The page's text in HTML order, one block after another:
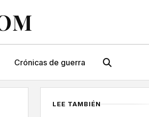
Crónicas de guerra
LEE TAMBIÉN